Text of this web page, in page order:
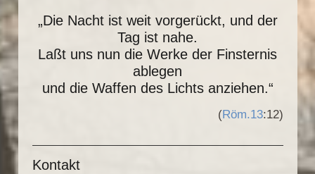
„Die Nacht ist weit vorgerückt, und der
Tag ist nahe.
Laßt uns nun die Werke der Finsternis
ablegen
und die Waffen des Lichts anziehen.“
(Röm.13:12)
Kontakt